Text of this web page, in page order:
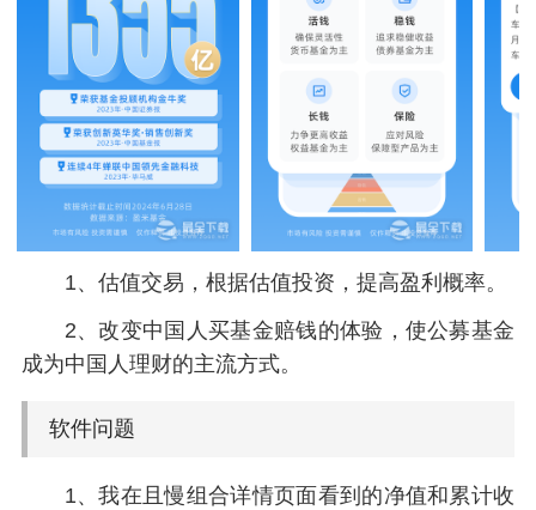
1、估值交易，根据估值投资，提高盈利概率。
2、改变中国人买基金赔钱的体验，使公募基金
成为中国人理财的主流方式。
软件问题
1、我在且慢组合详情页面看到的净值和累计收